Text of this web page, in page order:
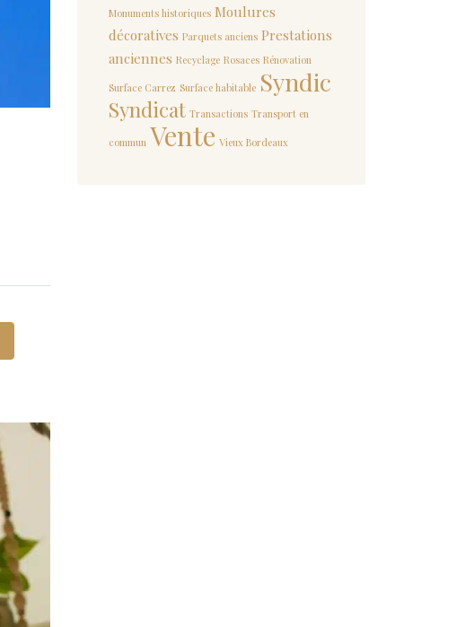
Monuments historiques Moulures
décoratives Parquets anciens Prestations
anciennes Recyclage Rosaces Rénovation
Surface Carrez Surface habitable Syndic
Syndicat Transactions Transport en
commun Vente Vieux Bordeaux